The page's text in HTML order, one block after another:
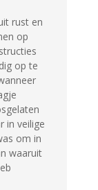
rust en
op
op te
in veilige
om in
waaruit